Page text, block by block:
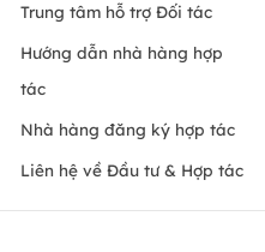
Trung tâm hỗ trợ Đối tác
Hướng dẫn nhà hàng hợp
tác
Nhà hàng đăng ký hợp tác
Liên hệ về Đầu tư & Hợp tác